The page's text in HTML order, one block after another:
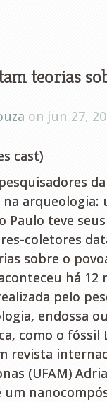
teorias
on jun 27,
cast)
na arqueologia:
Paulo teve
coletores
sobre o
há 12
pelo
endossa
como o fóssil
revista
(UFAM)